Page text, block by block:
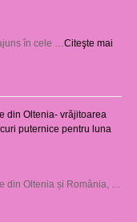
în cele … Citeşte mai
din Oltenia- vrăjitoarea
puternice pentru luna
din Oltenia și România, …